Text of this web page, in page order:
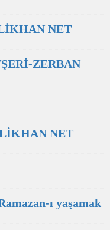
NET
ZERBAN
NET
ı yaşamak